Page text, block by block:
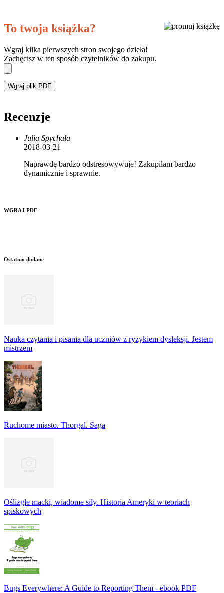
To twoja książka?
Wgraj kilka pierwszych stron swojego dzieła!
Zachęcisz w ten sposób czytelników do zakupu.
Wgraj plik PDF
Recenzje
Julia Spychała
2018-03-21
Naprawdę bardzo odstresowywuje! Zakupiłam bardzo
dynamicznie i sprawnie.
WGRAJ PDF
Ostatnio dodane
Nauka czytania i pisania dla uczniów z ryzykiem dysleksji. Jestem
mistrzem
Ruchome miasto. Thorgal. Saga
Oślizgłe macki, wiadome siły. Historia Ameryki w teoriach
spiskowych
Bugs Everywhere: A Guide to Reporting Them - ebook PDF